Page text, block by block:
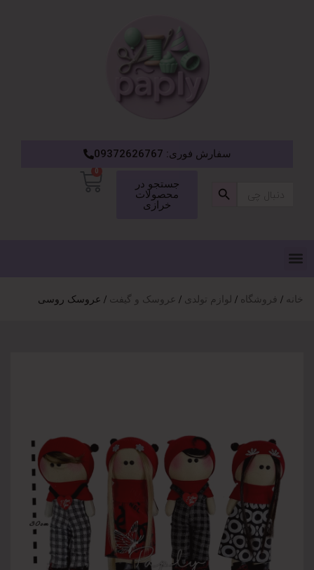
سفارش فوری: 09372626767
برای:
جستجو در
محصولات
خرازی
0
خانه فروشگاه لوازم تولدی عروسک و گیفت عروسک روسی